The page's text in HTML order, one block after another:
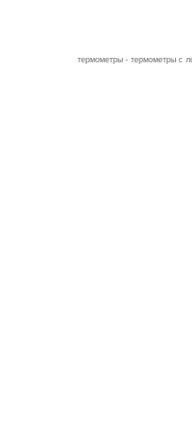
термометры - термометры с